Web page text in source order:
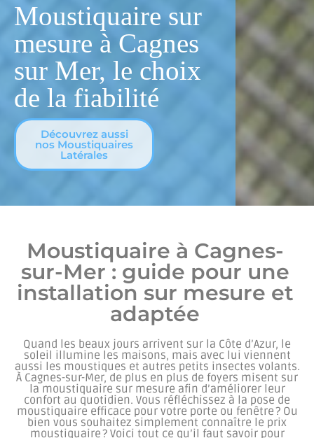
Moustiquaire sur
mesure à Cagnes
sur Mer, le choix
de la fiabilité
Découvrez aussi
nos Moustiquaires
Latérales
Moustiquaire à Cagnes-
sur-Mer : guide pour une
installation sur mesure et
adaptée
Quand les beaux jours arrivent sur la Côte d’Azur, le
soleil illumine les maisons, mais avec lui viennent
aussi les moustiques et autres petits insectes volants.
À Cagnes-sur-Mer, de plus en plus de foyers misent sur
la moustiquaire sur mesure afin d’améliorer leur
confort au quotidien. Vous réfléchissez à la pose de
moustiquaire efficace pour votre porte ou fenêtre ? Ou
bien vous souhaitez simplement connaître le prix
moustiquaire ? Voici tout ce qu’il faut savoir pour